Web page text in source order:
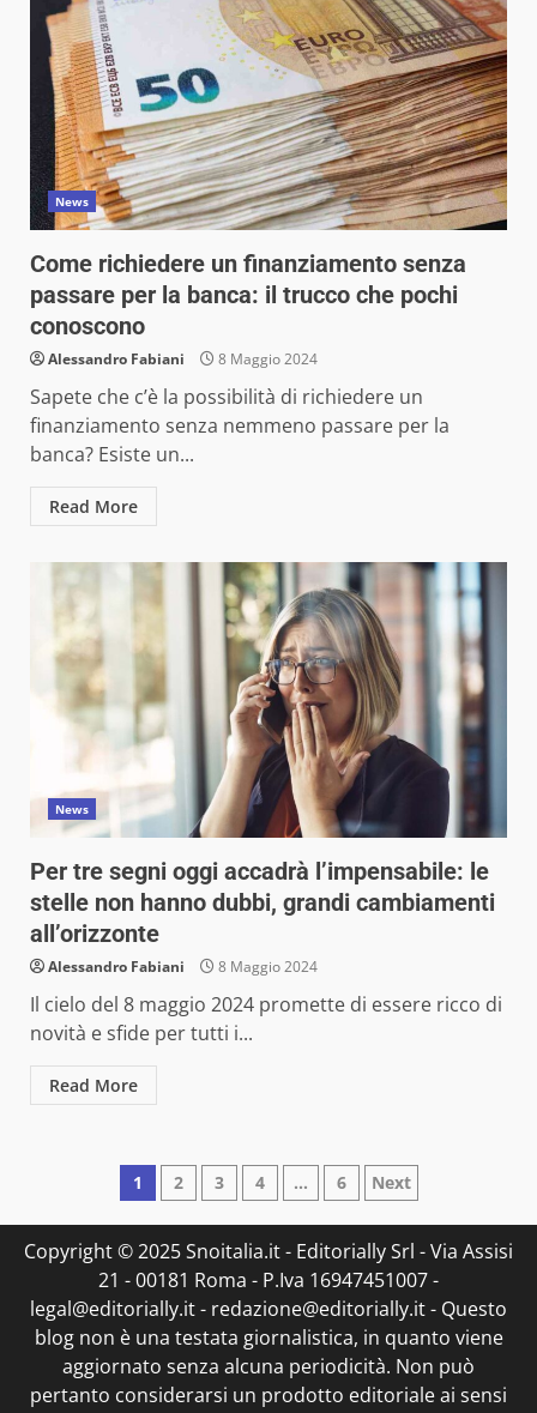
News
Come richiedere un finanziamento senza
passare per la banca: il trucco che pochi
conoscono
Alessandro Fabiani 8 Maggio 2024
Sapete che c’è la possibilità di richiedere un
finanziamento senza nemmeno passare per la
banca? Esiste un...
Read More
News
Per tre segni oggi accadrà l’impensabile: le
stelle non hanno dubbi, grandi cambiamenti
all’orizzonte
Alessandro Fabiani 8 Maggio 2024
Il cielo del 8 maggio 2024 promette di essere ricco di
novità e sfide per tutti i...
Read More
Paginazione
degli
articoli
1 2 3 4 … 6 Next
Copyright © 2025 Snoitalia.it - Editorially Srl - Via Assisi
21 - 00181 Roma - P.Iva 16947451007 -
legal@editorially.it - redazione@editorially.it - Questo
blog non è una testata giornalistica, in quanto viene
aggiornato senza alcuna periodicità. Non può
pertanto considerarsi un prodotto editoriale ai sensi